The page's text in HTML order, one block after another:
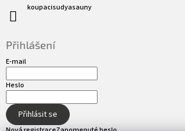
koupacisudyasauny
Přihlášení
E-mail
Heslo
Přihlásit se